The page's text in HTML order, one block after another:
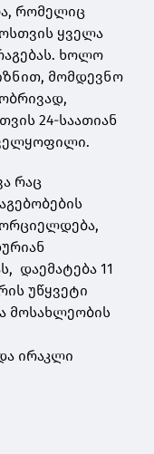
რომელიც
ყველა
ხოლო
მომდევნო
24-საათიან
რაც
დაემატება 11
უწყვეტი
მოსახლეობის
ირაკლი